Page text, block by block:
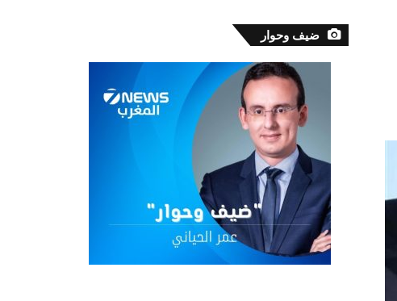
ضيف وحوار